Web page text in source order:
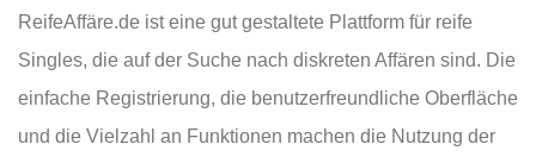
ReifeAffäre.de ist eine gut gestaltete Plattform für reife
Singles, die auf der Suche nach diskreten Affären sind. Die
einfache Registrierung, die benutzerfreundliche Oberfläche
und die Vielzahl an Funktionen machen die Nutzung der